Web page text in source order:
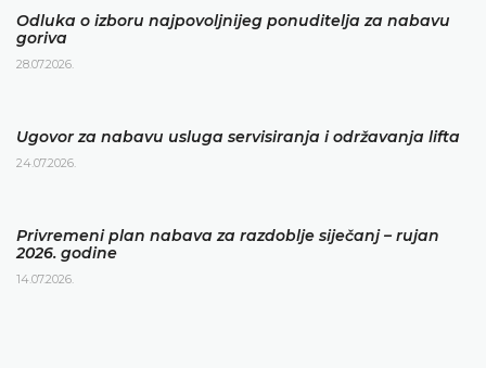
Odluka o izboru najpovoljnijeg ponuditelja za nabavu
goriva
28.07.2026.
Ugovor za nabavu usluga servisiranja i održavanja lifta
24.07.2026.
Privremeni plan nabava za razdoblje siječanj – rujan
2026. godine
14.07.2026.